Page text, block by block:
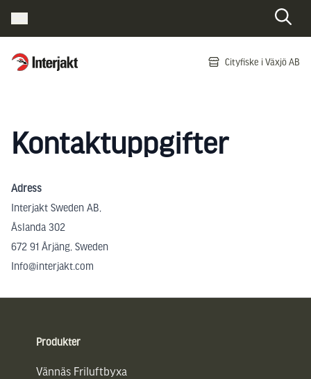
Interjakt SE Cityfiske i Växjö AB
Kontaktuppgifter
Adress
Interjakt Sweden AB,
Åslanda 302
672 91 Årjäng, Sweden
Info@interjakt.com
Produkter
Vännäs Friluftbyxa